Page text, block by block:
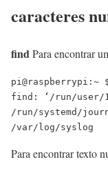
caracteres
findPara encontrar
pi@raspberrypi:~
find: ‘/run/user/
/run/systemd/
Para encontrar texto